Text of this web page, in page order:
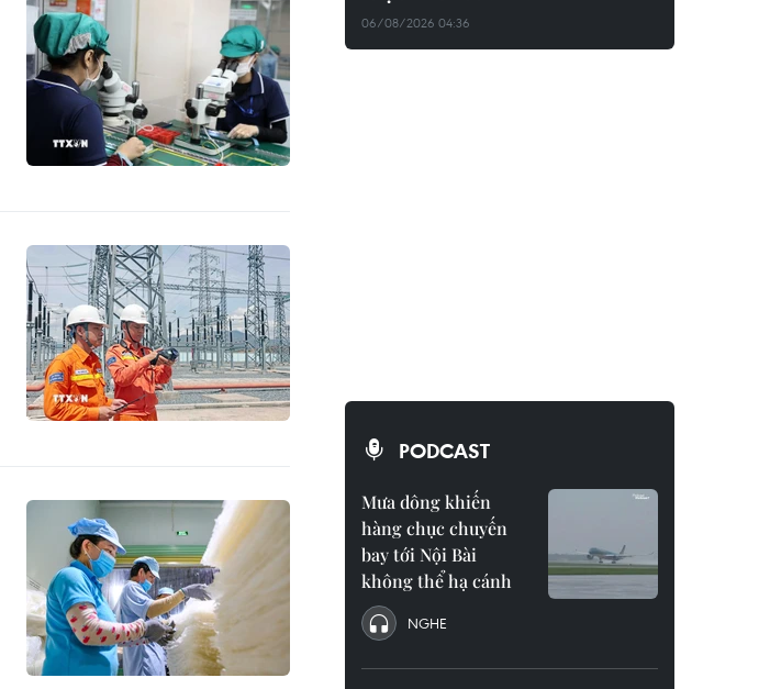
06/08/2026 04:36
PODCAST
Mưa dông khiến
hàng chục chuyến
bay tới Nội Bài
không thể hạ cánh
NGHE